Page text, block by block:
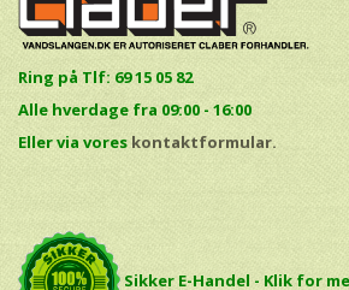
Ring på Tlf: 69 15 05 82
Alle hverdage fra 09:00 - 16:00
Eller via vores kontaktformular.
Sikker E-Handel - Klik for